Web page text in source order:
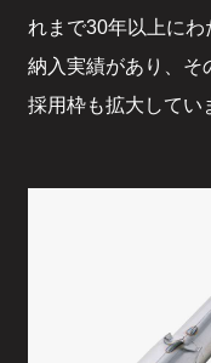
れまで30年以上に
納入実績があり、そ
採用枠も拡大してい